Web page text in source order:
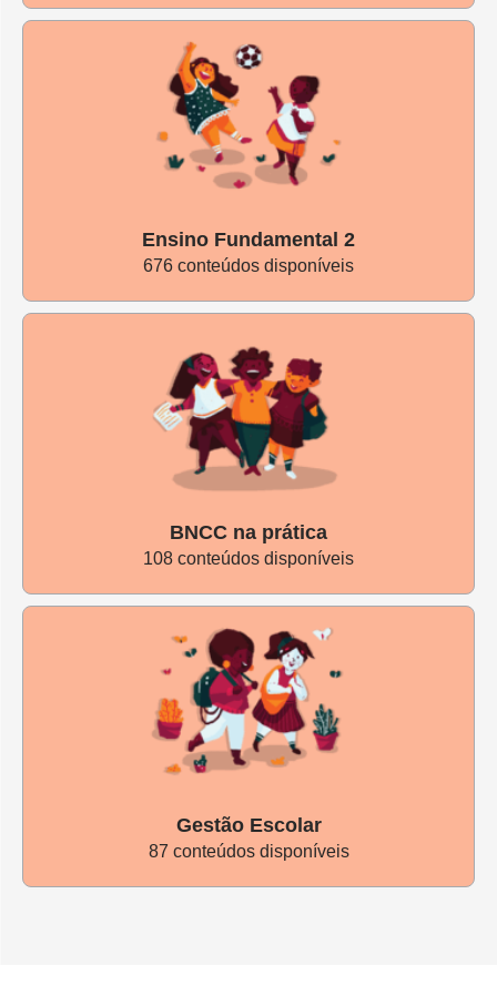
Ensino Fundamental 2
676 conteúdos disponíveis
BNCC na prática
108 conteúdos disponíveis
Gestão Escolar
87 conteúdos disponíveis